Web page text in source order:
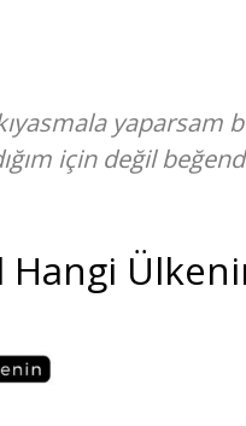
yaparsam
için değil